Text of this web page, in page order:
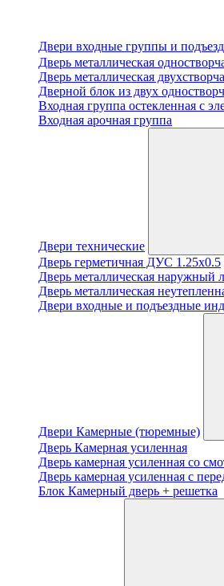
Двери входные группы и
Дверь металлическая
Дверь металлическая
Дверной блок из двух
Входная группа остекленная с
Входная арочная группа
Двери технические
Дверь герметичная ДУС 1.25х0.5
Дверь металлическая наружный
Дверь металлическая
Двери входные и подъездные
Двери Камерные (тюремные)
Дверь Камерная усиленная
Дверь камерная усиленная со
Дверь камерная усиленная с
Блок Камерный дверь + решетка